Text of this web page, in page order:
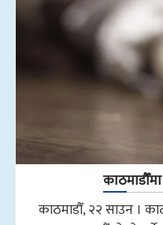
काठमाडौँ, २२ साउन ।